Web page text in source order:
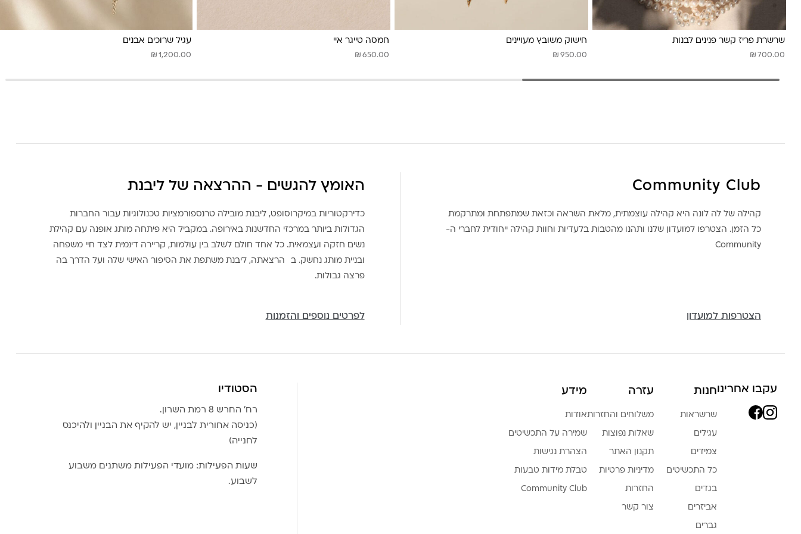
שרשרת פריז קשר פנינים לבנות
₪ 700.00
חישוק משובץ מעויינים
₪ 950.00
חמסה טייגר איי
₪ 650.00
עגיל שרוכים אבנים
₪ 1,200.00
Community Club
קהילה של לה לונה היא קהילה עוצמתית, מלאת השראה וכזאת שמתפתחת ומתרקמת
כל הזמן. הצטרפו למועדון שלנו ותהנו מהטבות בלעדיות וחוות קהילה ייחודית לחברי ה-
Community
הצטרפות למועדון
האומץ להגשים - ההרצאה של ליבנת
כדירקטוריות במיקרוסופט, ליבנת מובילה טרנספורמציות טכנולוגיות עבור החברות
הגדולות ביותר במרכזי החדשנות באירופה. במקביל היא פיתחה מותג אופנה עם קהילת
נשים חזקה ועצמאית. כל אחד חולם לשלב בין עולמות, קריירה דינמית לצד חיי משפחה
ובניית מותג נחשק. ב הרצאתה, ליבנת משתפת את הסיפור האישי שלה ועל הדרך בה
פרצה גבולות.
לפרטים נוספים והזמנות
עקבו אחרינוחנות
שרשראות
עגילים
צמידים
כל התכשיטים
בגדים
אביזרים
גברים
עזרה
משלוחים והחזרות
שאלות נפוצות
תקנון האתר
מדיניות פרטיות
החזרות
צור קשר
מידע
אודות
שמירה על התכשיטים
הצהרת נגישות
טבלת מידות טבעות
Community Club
הסטודיו
רח׳ החרש 8 רמת השרון.
(כניסה אחורית לבניין, יש להקיף את הבניין ולהיכנס
לחנייה)
שעות הפעילות: מועדי הפעילות משתנים משבוע
לשבוע.